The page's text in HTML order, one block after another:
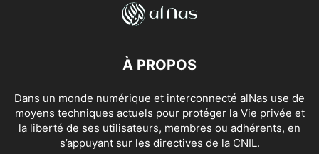
À PROPOS
Dans un monde numérique et interconnecté alNas use de
moyens techniques actuels pour protéger la Vie privée et
la liberté de ses utilisateurs, membres ou adhérents, en
s’appuyant sur les directives de la CNIL.